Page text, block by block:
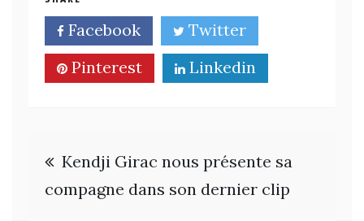
Facebook
Twitter
Pinterest
Linkedin
Navigation
de
Kendji Girac nous présente sa
compagne dans son dernier clip